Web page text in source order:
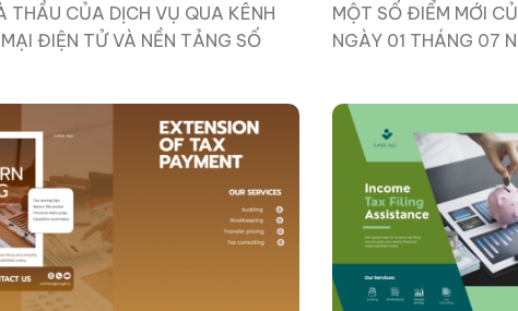
THẦU CỦA DỊCH VỤ QUA KÊNH
ĐIỆN TỬ VÀ NỀN TẢNG SỐ
MỘT SỐ ĐIỂM MỚI
NGÀY 01 THÁNG 07